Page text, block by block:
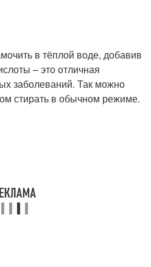
в тёплой воде, добавив
– это отличная
заболеваний. Так можно
стирать в обычном режиме.